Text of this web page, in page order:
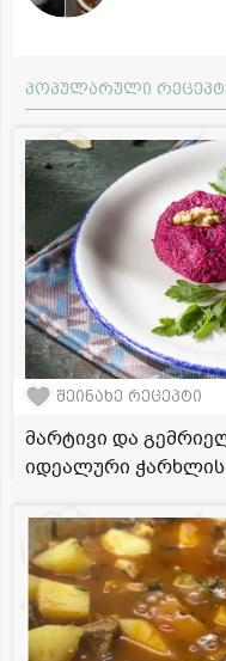
პოპულარული
შეინახე რეცეპტი
მარტივი და
იდეალური